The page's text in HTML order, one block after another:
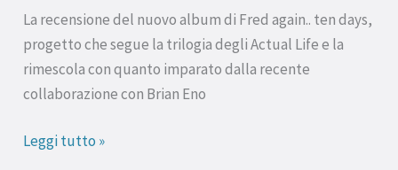
La recensione del nuovo album di Fred again.. ten days,
progetto che segue la trilogia degli Actual Life e la
rimescola con quanto imparato dalla recente
collaborazione con Brian Eno
e
timide
innovazioni
ten
Leggi tutto »